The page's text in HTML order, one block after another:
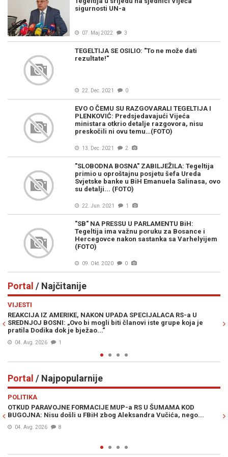
sigurnosti UN-a
07. Maj 2022 3
TEGELTIJA SE OSILIO: "To ne može dati
rezultate!"
22. Dec. 2021 0
EVO O ČEMU SU RAZGOVARALI TEGELTIJA I
PLENKOVIĆ: Predsjedavajući Vijeća
ministara otkrio detalje razgovora, nisu
preskočili ni ovu temu…(FOTO)
13. Dec. 2021 2
"SLOBODNA BOSNA" ZABILJEŽILA: Tegeltija
primio u oproštajnu posjetu šefa Ureda
Svjetske banke u BiH Emanuela Salinasa, ovo
su detalji... (FOTO)
22. Jun. 2021 1
"SB" NA PRESSU U PARLAMENTU BiH:
Tegeltija ima važnu poruku za Bosance i
Hercegovce nakon sastanka sa Varhelyijem
(FOTO)
09. Okt. 2020 0
Portal / Najčitanije
VIJESTI
REAKCIJA IZ AMERIKE, NAKON UPADA SPECIJALACA RS-a U
SREDNJOJ BOSNI: „Ovo bi mogli biti članovi iste grupe koja je
pratila Dodika dok je bježao...“
04. Avg. 2026 1
Portal / Najpopularnije
POLITIKA
OTKUD PARAVOJNE FORMACIJE MUP-a RS U ŠUMAMA KOD
BUGOJNA: Nisu došli u FBiH zbog Aleksandra Vučića, nego...
04. Avg. 2026 8